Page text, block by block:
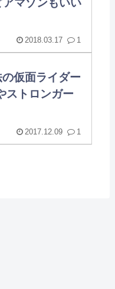
マゾンもいい
2018.03.17 1
の仮面ライダー
ストロンガー
2017.12.09 1